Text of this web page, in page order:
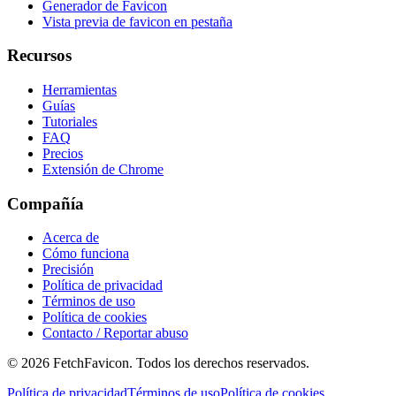
Generador de Favicon
Vista previa de favicon en pestaña
Recursos
Herramientas
Guías
Tutoriales
FAQ
Precios
Extensión de Chrome
Compañía
Acerca de
Cómo funciona
Precisión
Política de privacidad
Términos de uso
Política de cookies
Contacto / Reportar abuso
© 2026 FetchFavicon. Todos los derechos reservados.